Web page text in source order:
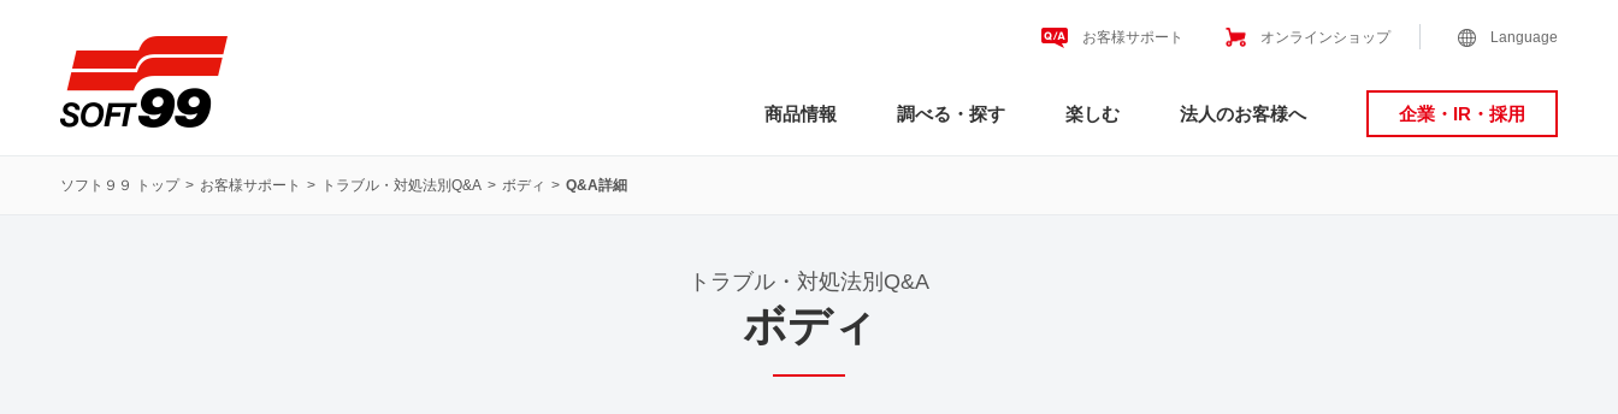
お客様サポート オンラインショップ Language
商品情報 調べる・探す 楽しむ 法人のお客様へ 企業・IR・採用
ソフト９９ トップ お客様サポート トラブル・対処法別Q&A ボディ Q&A詳細
トラブル・対処法別Q&A
ボディ